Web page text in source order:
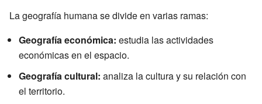
La geografía humana se divide en varias ramas:
Geografía económica: estudia las actividades
económicas en el espacio.
Geografía cultural: analiza la cultura y su relación con
el territorio.